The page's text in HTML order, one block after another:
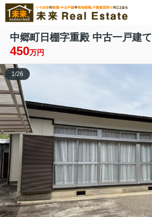
中郷町日棚字重殿 中古一戸建て
450万円
1/26